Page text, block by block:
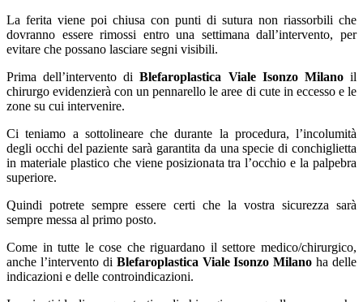
La ferita viene poi chiusa con punti di sutura non riassorbili che
dovranno essere rimossi entro una settimana dall’intervento, per
evitare che possano lasciare segni visibili.
Prima dell’intervento diBlefaroplastica Viale Isonzo Milanoil
chirurgo evidenzierà con un pennarello le aree di cute in eccesso e le
zone su cui intervenire.
Ci teniamo a sottolineare che durante la procedura, l’incolumità
degli occhi del paziente sarà garantita da una specie di conchiglietta
in materiale plastico che viene posizionata tra l’occhio e la palpebra
superiore.
Quindi potrete sempre essere certi che la vostra sicurezza sarà
sempre messa al primo posto.
Come in tutte le cose che riguardano il settore medico/chirurgico,
anche l’intervento di Blefaroplastica Viale Isonzo Milano ha delle
indicazioni e delle controindicazioni.